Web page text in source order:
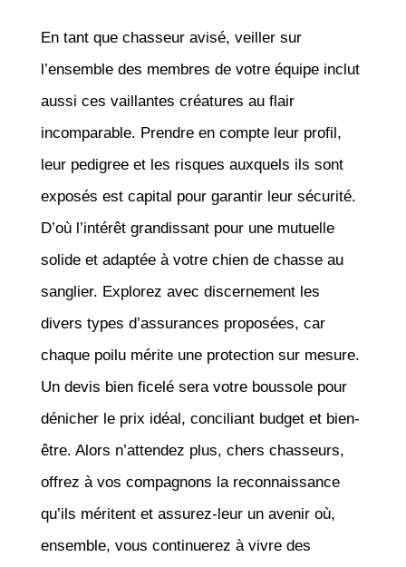
En tant que chasseur avisé, veiller sur
l’ensemble des membres de votre équipe inclut
aussi ces vaillantes créatures au flair
incomparable. Prendre en compte leur profil,
leur pedigree et les risques auxquels ils sont
exposés est capital pour garantir leur sécurité.
D’où l’intérêt grandissant pour une mutuelle
solide et adaptée à votre chien de chasse au
sanglier. Explorez avec discernement les
divers types d’assurances proposées, car
chaque poilu mérite une protection sur mesure.
Un devis bien ficelé sera votre boussole pour
dénicher le prix idéal, conciliant budget et bien-
être. Alors n’attendez plus, chers chasseurs,
offrez à vos compagnons la reconnaissance
qu’ils méritent et assurez-leur un avenir où,
ensemble, vous continuerez à vivre des